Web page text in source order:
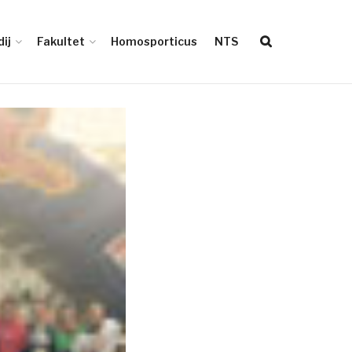
Fakultet Homosporticus NTS